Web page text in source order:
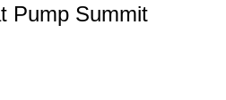
Pump Summit